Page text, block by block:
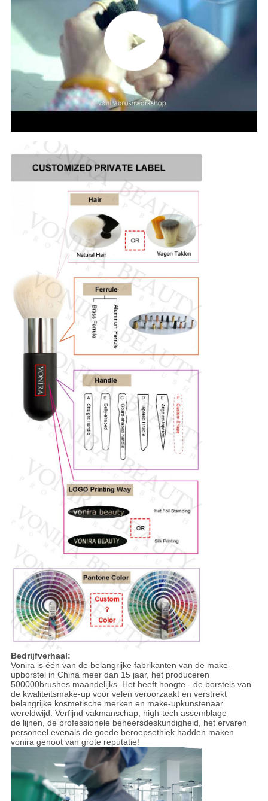
Bedrijfverhaal:
Vonira is één van de belangrijke fabrikanten van de make-
upborstel in China meer dan 15 jaar, het produceren
500000brushes maandelijks. Het heeft hoogte - de borstels van
de kwaliteitsmake-up voor velen veroorzaakt en verstrekt
belangrijke kosmetische merken en make-upkunstenaar
wereldwijd. Verfijnd vakmanschap, high-tech assemblage
de lijnen, de professionele beheersdeskundigheid, het ervaren
personeel evenals de goede beroepsethiek hadden maken
vonira genoot van grote reputatie!